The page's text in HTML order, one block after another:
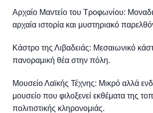
Αρχαίο Μαντείο του Τροφωνίου:
αρχαία ιστορία και μυστηριακό
Κάστρο της Λιβαδειάς: Μεσαιωνικό
πανοραμική θέα στην πόλη.
Μουσείο Λαϊκής Τέχνης: Μικρό αλλά
μουσείο που φιλοξενεί εκθέματα της
πολιτιστικής κληρονομιάς.